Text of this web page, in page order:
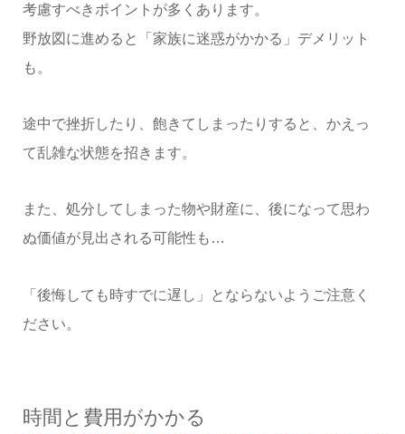
考慮すべきポイントが多くあります。
野放図に進めると「家族に迷惑がかかる」デメリット
も。
途中で挫折したり、飽きてしまったりすると、かえっ
て乱雑な状態を招きます。
また、処分してしまった物や財産に、後になって思わ
ぬ価値が見出される可能性も…
「後悔しても時すでに遅し」とならないようご注意く
ださい。
時間と費用がかかる